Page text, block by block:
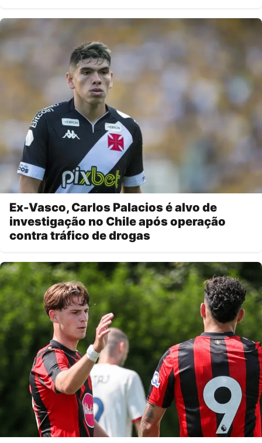
Ex-Vasco, Carlos Palacios é alvo de
investigação no Chile após operação
contra tráfico de drogas